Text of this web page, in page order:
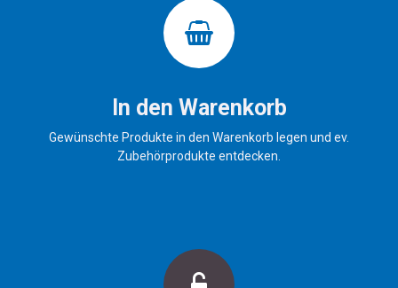
In den Warenkorb
Gewünschte Produkte in den Warenkorb legen und ev.
Zubehörprodukte entdecken.